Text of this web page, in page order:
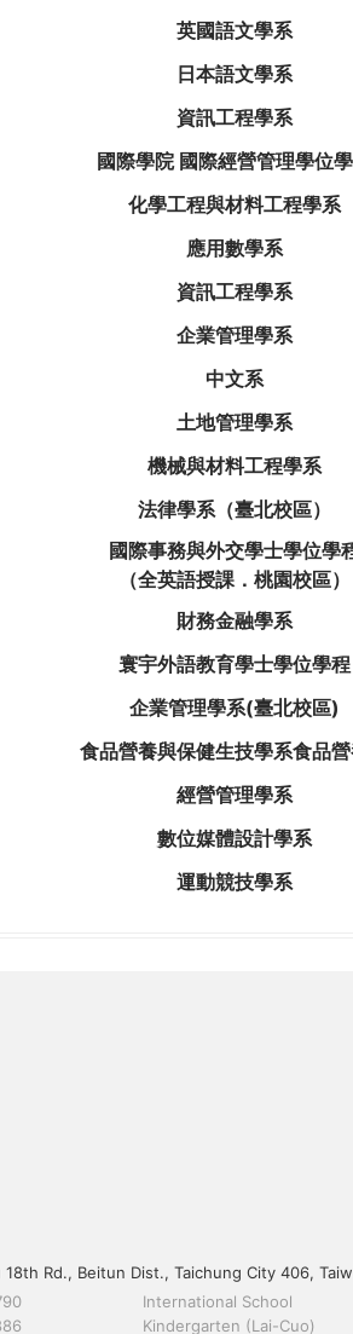
英國語文學系
日本語文學系
資訊工程學系
國際學院 國際經營管理學位
化學工程與材料工程學系
應用數學系
資訊工程學系
企業管理學系
中文系
土地管理學系
機械與材料工程學系
法律學系（臺北校區）
國際事務與外交學士學位學
（全英語授課．桃園校區）
財務金融學系
寰宇外語教育學士學位學程
企業管理學系(臺北校區)
食品營養與保健生技學系食品
經營管理學系
數位媒體設計學系
運動競技學系
Rd., Beitun Dist., Taichung City 406,
International School
Kindergarten (Lai-Cuo)